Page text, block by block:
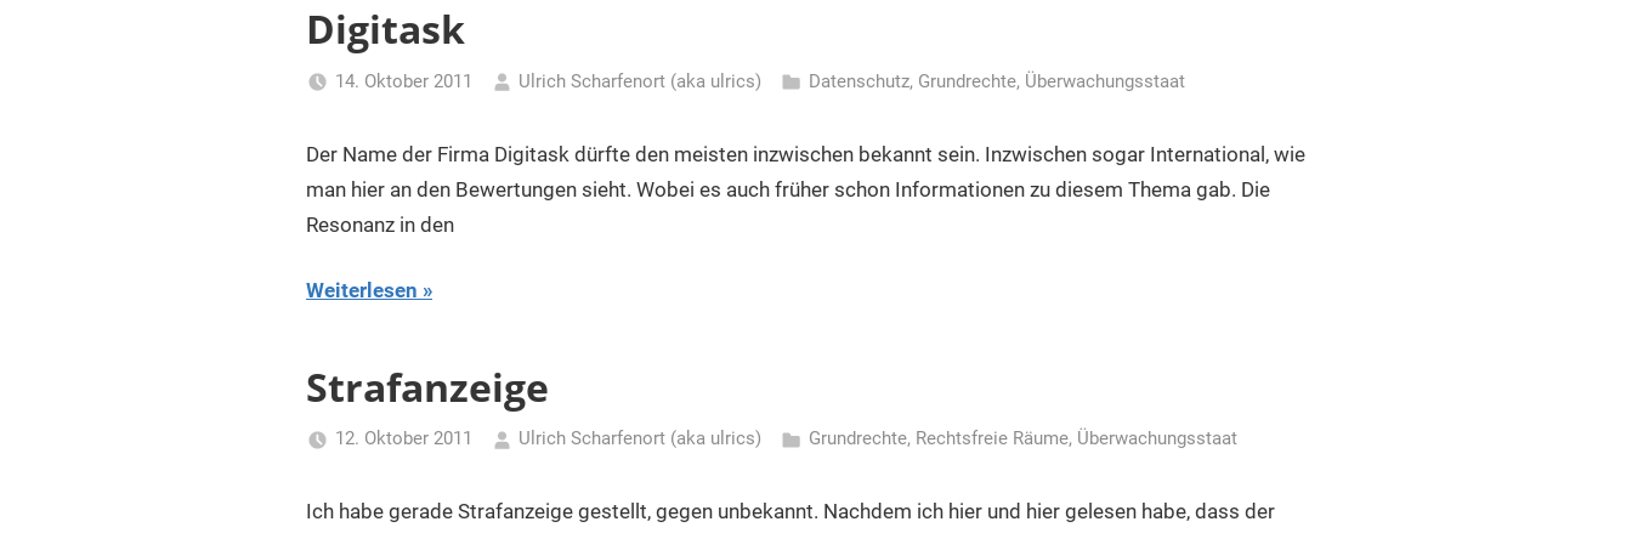
Digitask
14. Oktober 2011 Ulrich Scharfenort (aka ulrics) Datenschutz, Grundrechte, Überwachungsstaat
Der Name der Firma Digitask dürfte den meisten inzwischen bekannt sein. Inzwischen sogar International, wie
man hier an den Bewertungen sieht. Wobei es auch früher schon Informationen zu diesem Thema gab. Die
Resonanz in den
Weiterlesen
Strafanzeige
12. Oktober 2011 Ulrich Scharfenort (aka ulrics) Grundrechte, Rechtsfreie Räume, Überwachungsstaat
Ich habe gerade Strafanzeige gestellt, gegen unbekannt. Nachdem ich hier und hier gelesen habe, dass der